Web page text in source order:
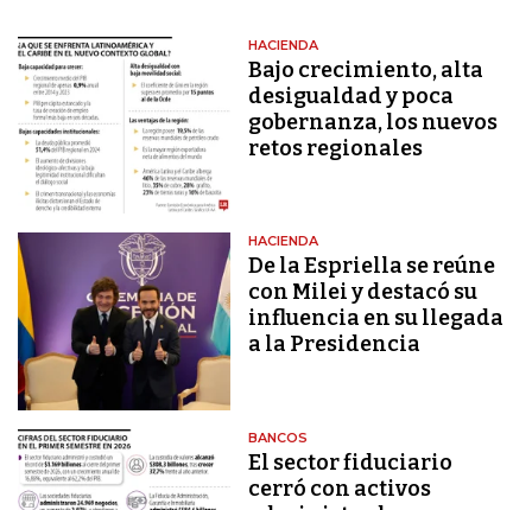
HACIENDA
Bajo crecimiento, alta
desigualdad y poca
gobernanza, los nuevos
retos regionales
HACIENDA
De la Espriella se reúne
con Milei y destacó su
influencia en su llegada
a la Presidencia
BANCOS
El sector fiduciario
cerró con activos